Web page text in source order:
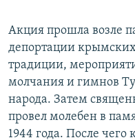
Акция прошла возле
депортации крымских
традиции,
молчания и гимнов
народа. Затем
провел молебен в
1944 года. После